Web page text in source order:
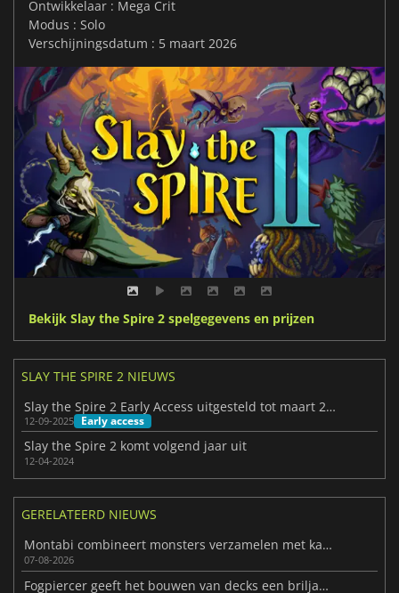
Ontwikkelaar : Mega Crit
Modus : Solo
Verschijningsdatum : 5 maart 2026
Bekijk Slay the Spire 2 spelgegevens en prijzen
SLAY THE SPIRE 2 NIEUWS
Slay the Spire 2 Early Access uitgesteld tot maart 2026
12-09-2025 Early access
Slay the Spire 2 komt volgend jaar uit
12-04-2024
GERELATEERD NIEUWS
Montabi combineert monsters verzamelen met kaartspellen
07-08-2026
Fogpiercer geeft het bouwen van decks een briljante nieuwe draai